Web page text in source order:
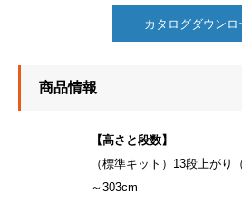
カタログダウンロ
商品情報
【高さと段数】
（標準キット）13段上が
～303cm